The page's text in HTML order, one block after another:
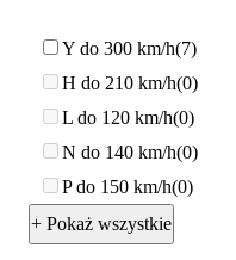
Y do 300 km/h 7
H do 210 km/h 0
L do 120 km/h 0
N do 140 km/h 0
P do 150 km/h 0
+ Pokaż wszystkie